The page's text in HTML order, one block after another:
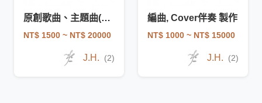
原創歌曲、主題曲(客製、學生畢製)
NT$ 1500 ~ NT$ 20000
J.H. (2)
編曲, Cover伴奏 製作
NT$ 1000 ~ NT$ 15000
J.H. (2)